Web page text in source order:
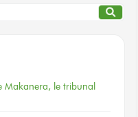
Makanera, le tribunal